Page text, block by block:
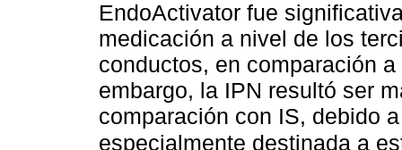
EndoActivator fue
medicación a nivel de los
conductos, en comparación
embargo, la IPN resultó ser
comparación con IS, debido
especialmente destinada a